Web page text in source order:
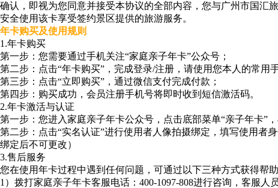
确认，即视为您同意并接受本协议的全部内容，您与广州市国汇
安全使用该卡享受签约景区提供的旅游服务。
年卡购买及使用规则
1.年卡购买
第一步：您需要通过手机关注“家庭亲子年卡”公众号；
第二步：点击“年卡购买”，完成登录/注册，请使用您本人的常用
第三步：点击“立即购买”，通过微信支付完成付款；
第四步：购买成功，会员注册手机号将即时收到短信激活码。
2.年卡激活与认证
第一步：您进入家庭亲子年卡公众号，点击底部菜单“亲子年卡”
第二步：点击“实名认证”进行使用者人像拍摄绑定，填写使用者
绑定后不可更改）
3.售后服务
您在使用年卡过程中遇到任何问题，可通过以下三种方式获得帮助
1）拨打家庭亲子年卡客服电话：400-1097-808进行咨询，客服人